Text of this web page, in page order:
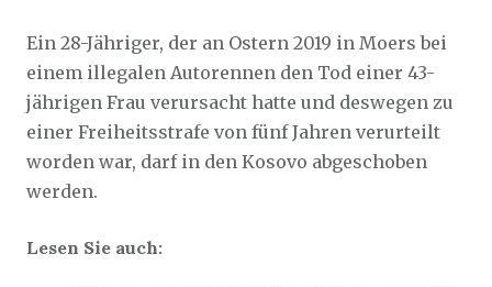
Ein 28-Jähriger, der an Ostern 2019 in Moers bei
einem illegalen Autorennen den Tod einer 43-
jährigen Frau verursacht hatte und deswegen zu
einer Freiheitsstrafe von fünf Jahren verurteilt
worden war, darf in den Kosovo abgeschoben
werden.
Lesen Sie auch: